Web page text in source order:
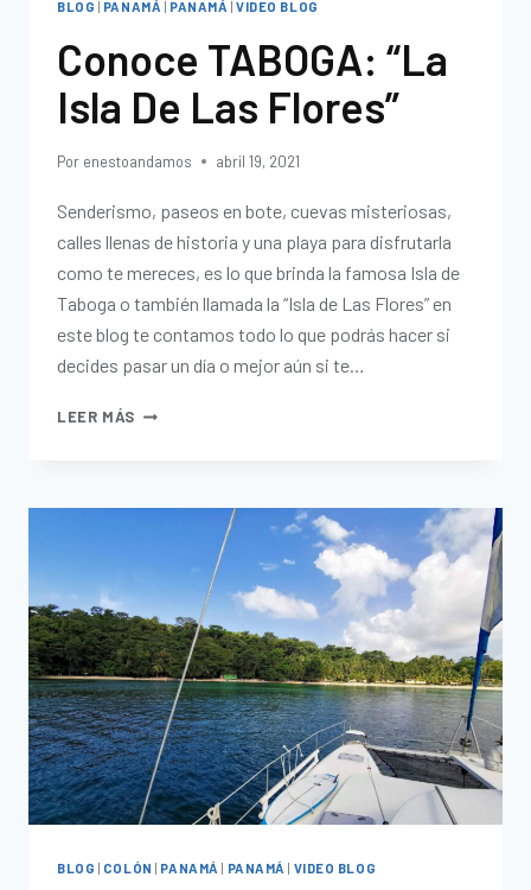
BLOG | PANAMÁ | PANAMÁ |VIDEO BLOG
Conoce TABOGA: “La
Isla De Las Flores”
Por enestoandamos abril 19, 2021
Senderismo, paseos en bote, cuevas misteriosas,
calles llenas de historia y una playa para disfrutarla
como te mereces, es lo que brinda la famosa Isla de
Taboga o también llamada la “Isla de Las Flores” en
este blog te contamos todo lo que podrás hacer si
decides pasar un día o mejor aún si te…
LEER MÁS
BLOG | COLÓN | PANAMÁ | PANAMÁ | VIDEO BLOG